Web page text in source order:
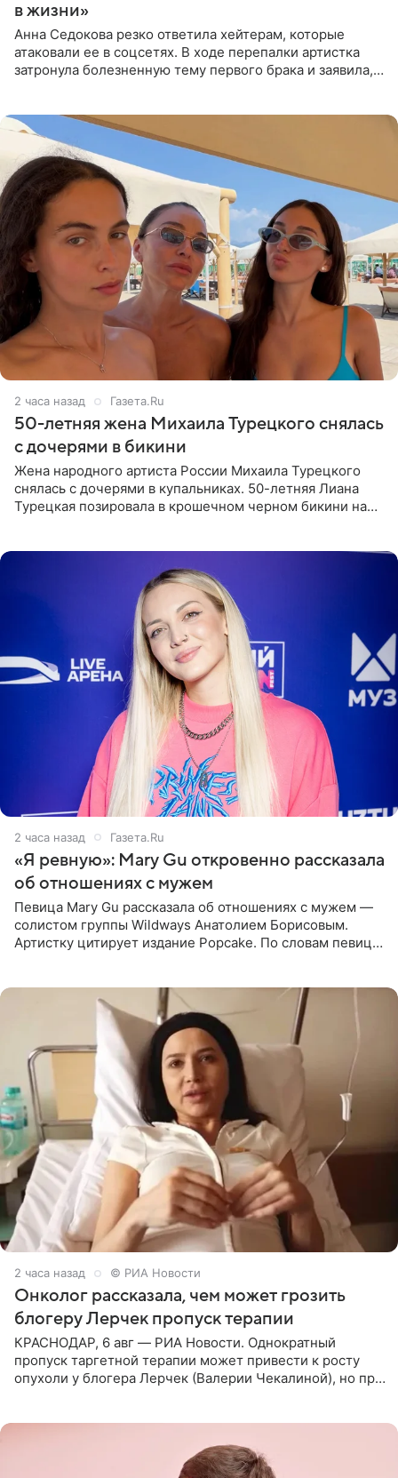
в жизни»
Анна Седокова резко ответила хейтерам, которые
атаковали ее в соцсетях. В ходе перепалки артистка
затронула болезненную тему первого брака и заявила,
2 часа назад Газета.Ru
50-летняя жена Михаила Турецкого снялась
с дочерями в бикини
Жена народного артиста России Михаила Турецкого
снялась с дочерями в купальниках. 50-летняя Лиана
Турецкая позировала в крошечном черном бикини на
2 часа назад Газета.Ru
«Я ревную»: Mary Gu откровенно рассказала
об отношениях с мужем
Певица Mary Gu рассказала об отношениях с мужем —
солистом группы Wildways Анатолием Борисовым.
Артистку цитирует издание Popcake. По словам певицы,
2 часа назад © РИА Новости
Онколог рассказала, чем может грозить
блогеру Лерчек пропуск терапии
КРАСНОДАР, 6 авг — РИА Новости. Однократный
пропуск таргетной терапии может привести к росту
опухоли у блогера Лерчек (Валерии Чекалиной), но при